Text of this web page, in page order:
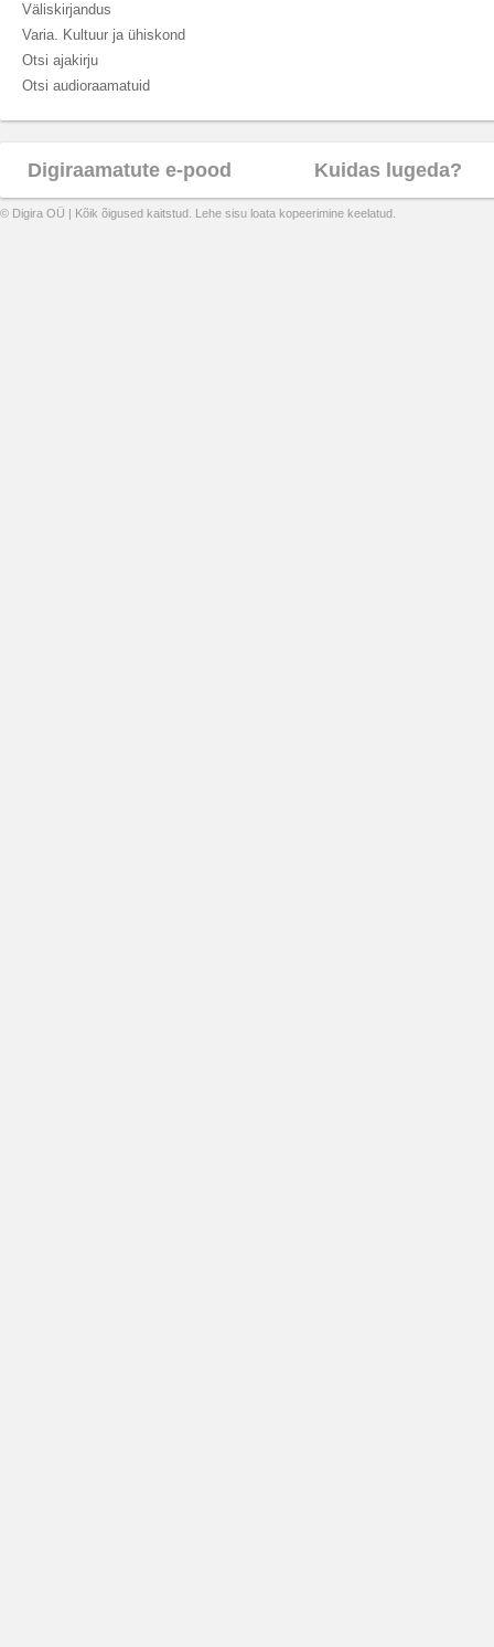
Väliskirjandus
Varia. Kultuur ja ühiskond
Otsi ajakirju
Otsi audioraamatuid
Digiraamatute e-pood Kuidas lugeda?
© Digira OÜ | Kõik õigused kaitstud. Lehe sisu loata kopeerimine keelatud.